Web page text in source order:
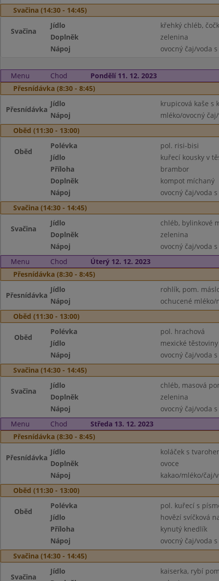
Svačina (14:30 - 14:45)
Svačina
Jídlo
křehký chléb,
Doplněk
zelenina
Nápoj
ovocný čaj/voda
Menu Chod
Pondělí 11. 12. 2023
Přesnídávka (8:30 - 8:45)
Přesnídávka
Jídlo
krupicová kaše s
Nápoj
mléko/ovocný
Oběd (11:30 - 13:00)
Oběd
Polévka
pol. risi-bisi
Jídlo
kuřecí kousky v
Příloha
brambor
Doplněk
kompot míchaný
Nápoj
ovocný čaj/voda
Svačina (14:30 - 14:45)
Svačina
Jídlo
chléb, bylinkové
Doplněk
zelenina
Nápoj
ovocný čaj/voda
Menu
Chod
Úterý 12. 12. 2023
Přesnídávka (8:30 - 8:45)
Přesnídávka
Jídlo
rohlík, pom.
Nápoj
ochucené
Oběd (11:30 - 13:00)
Oběd
Polévka
pol. hrachová
Jídlo
mexické
Nápoj
ovocný čaj/voda
Svačina (14:30 - 14:45)
Svačina
Jídlo
chléb, masová
Doplněk
zelenina
Nápoj
ovocný čaj/voda
Menu
Chod
Středa 13. 12. 2023
Přesnídávka (8:30 - 8:45)
Přesnídávka
Jídlo
koláček s
Doplněk
ovoce
Nápoj
kakao/mléko/čaj/
Oběd (11:30 - 13:00)
Oběd
Polévka
pol. kuřecí s
Jídlo
hovězí svíčková
Příloha
kynutý knedlík
Nápoj
ovocný čaj/voda
Svačina (14:30 - 14:45)
Svačina
Jídlo
kaiserka, rybí